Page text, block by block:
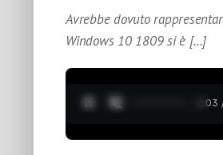
Avrebbe dovuto
Windows 10 1809 si è […]